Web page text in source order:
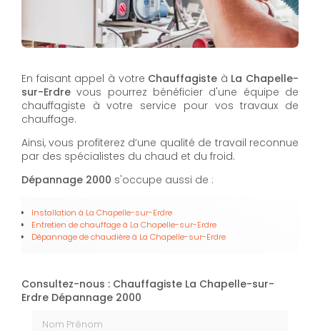
En faisant appel à votre Chauffagiste à La Chapelle-
sur-Erdre vous pourrez bénéficier d'une équipe de
chauffagiste à votre service pour vos travaux de
chauffage.
Ainsi, vous profiterez d’une qualité de travail reconnue
par des spécialistes du chaud et du froid.
Dépannage 2000 s'occupe aussi de :
Installation à La Chapelle-sur-Erdre
Entretien de chauffageà La Chapelle-sur-Erdre
Dépannage de chaudière à La Chapelle-sur-Erdre
Consultez-nous : Chauffagiste La Chapelle-sur-
Erdre Dépannage 2000